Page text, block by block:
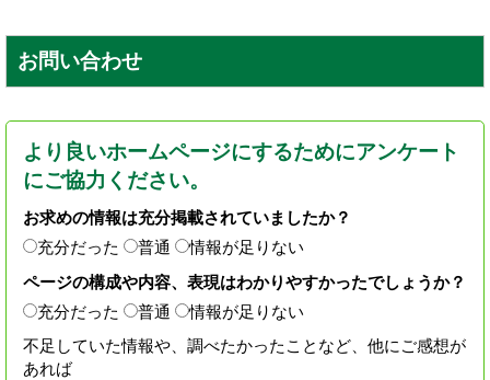
お問い合わせ
より良いホームページにするためにアンケート
にご協力ください。
お求めの情報は充分掲載されていましたか？
充分だった
普通
情報が足りない
ページの構成や内容、表現はわかりやすかったでしょうか？
充分だった
普通
情報が足りない
不足していた情報や、調べたかったことなど、他にご感想が
あれば